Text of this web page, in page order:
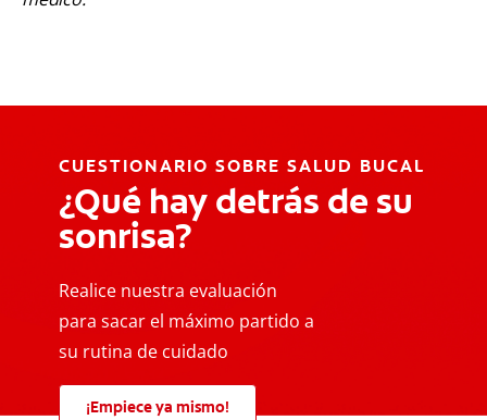
CUESTIONARIO SOBRE SALUD BUCAL
¿Qué hay detrás de su
sonrisa?
Realice nuestra evaluación
para sacar el máximo partido a
su rutina de cuidado
¡Empiece ya mismo!